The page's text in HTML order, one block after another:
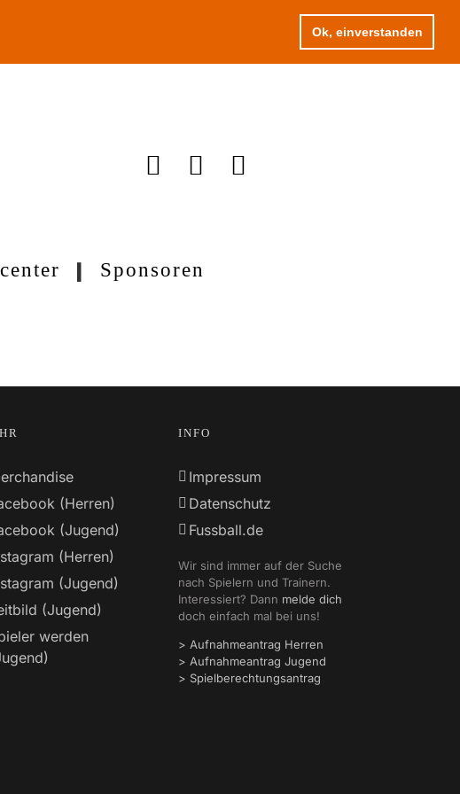
Ok, einverstanden
Sponsoren
(Herren)
(Jugend)
(Herren)
(Jugend)
(Jugend)
werden
INFO
Impressum
Datenschutz
Fussball.de
Wir sind immer auf der Suche
nach Spielern und Trainern.
Interessiert? Dann melde dich
doch einfach mal bei uns!
> Aufnahmeantrag Herren
> Aufnahmeantrag Jugend
> Spielberechtungsantrag